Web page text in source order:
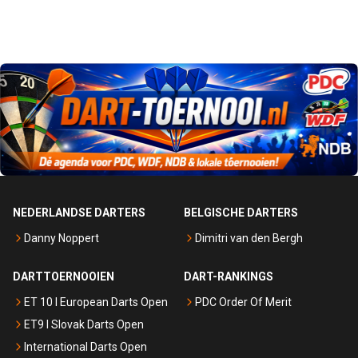
NEDERLANDSE DARTERS
Danny Noppert
BELGISCHE DARTERS
Dimitri van den Bergh
DARTTOERNOOIEN
ET 10 I European Darts Open
ET9 I Slovak Darts Open
International Darts Open
DART-RANKINGS
PDC Order Of Merit